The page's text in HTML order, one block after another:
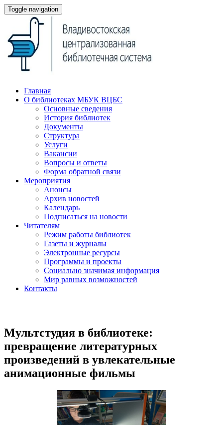
Toggle navigation
Главная
О библиотеках МБУК ВЦБС
Основные сведения
История библиотек
Документы
Структура
Услуги
Вакансии
Вопросы и ответы
Форма обратной связи
Мероприятия
Анонсы
Архив новостей
Календарь
Подписаться на новости
Читателям
Режим работы библиотек
Газеты и журналы
Электронные ресурсы
Программы и проекты
Социально значимая информация
Мир равных возможностей
Контакты
Мультстудия в библиотеке:
превращение литературных
произведений в увлекательные
анимационные фильмы